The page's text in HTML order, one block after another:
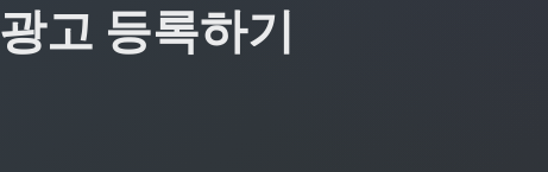
광고 등록하기